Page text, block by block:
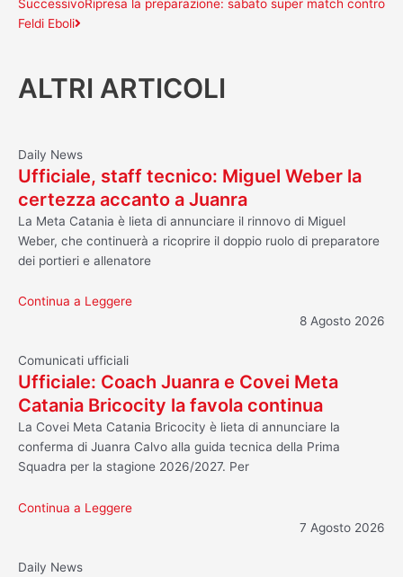
SuccessivoRipresa la preparazione: sabato super match contro
Feldi Eboli
ALTRI ARTICOLI
Daily News
Ufficiale, staff tecnico: Miguel Weber la
certezza accanto a Juanra
La Meta Catania è lieta di annunciare il rinnovo di Miguel
Weber, che continuerà a ricoprire il doppio ruolo di preparatore
dei portieri e allenatore
Continua a Leggere
8 Agosto 2026
Comunicati ufficiali
Ufficiale: Coach Juanra e Covei Meta
Catania Bricocity la favola continua
La Covei Meta Catania Bricocity è lieta di annunciare la
conferma di Juanra Calvo alla guida tecnica della Prima
Squadra per la stagione 2026/2027. Per
Continua a Leggere
7 Agosto 2026
Daily News